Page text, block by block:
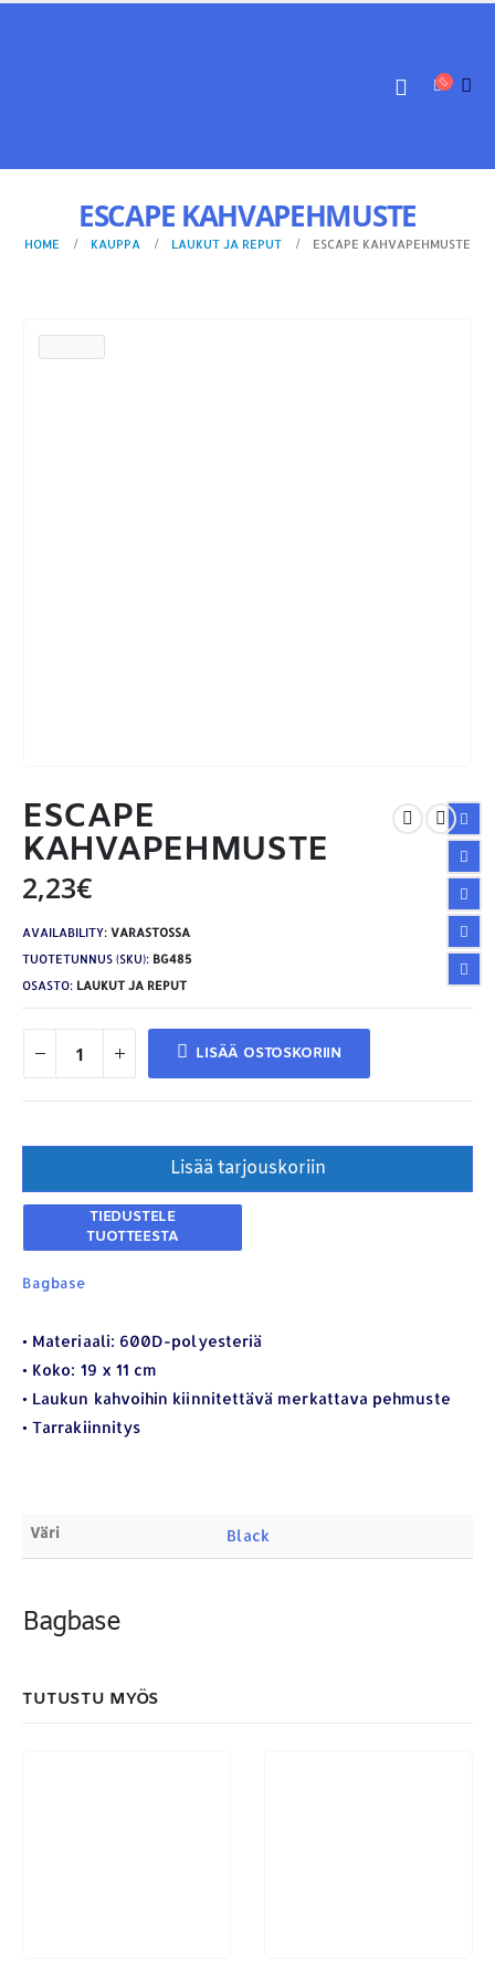
ESCAPE KAHVAPEHMUSTE
HOME KAUPPA LAUKUT JA REPUT ESCAPE KAHVAPEHMUSTE
ESCAPE
KAHVAPEHMUSTE
2,23€
AVAILABILITY: VARASTOSSA
TUOTETUNNUS (SKU): BG485
OSASTO: LAUKUT JA REPUT
LISÄÄ OSTOSKORIIN
Lisää tarjouskoriin
Bagbase
• Materiaali: 600D-polyesteriä
• Koko: 19 x 11 cm
• Laukun kahvoihin kiinnitettävä merkattava pehmuste
• Tarrakiinnitys
Väri Black
Bagbase
TUTUSTU MYÖS
Puhelin: 040-7549431
Sähköposti: royal.yrityslahjat@gmail.com
ETSI TUOTTEITA